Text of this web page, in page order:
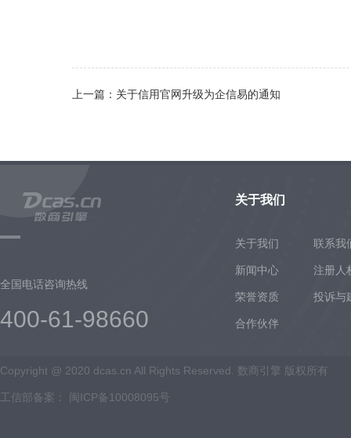
上一篇：关于信用官网升级为企信易的通知
全国电话咨询热线
400-61-98660
关于我们
关于我们 联系我
新闻中心 注册人
荣誉资质 投诉与
合作伙伴
Copyright @ 2020 dcas.cn All Rights Reserved. 数商引擎 版权所有
工信部备案： 闽ICP备10008095号